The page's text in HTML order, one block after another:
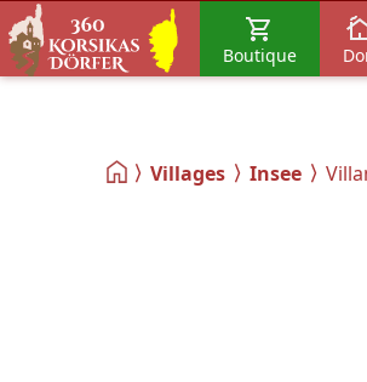
Boutique
Villages Insee